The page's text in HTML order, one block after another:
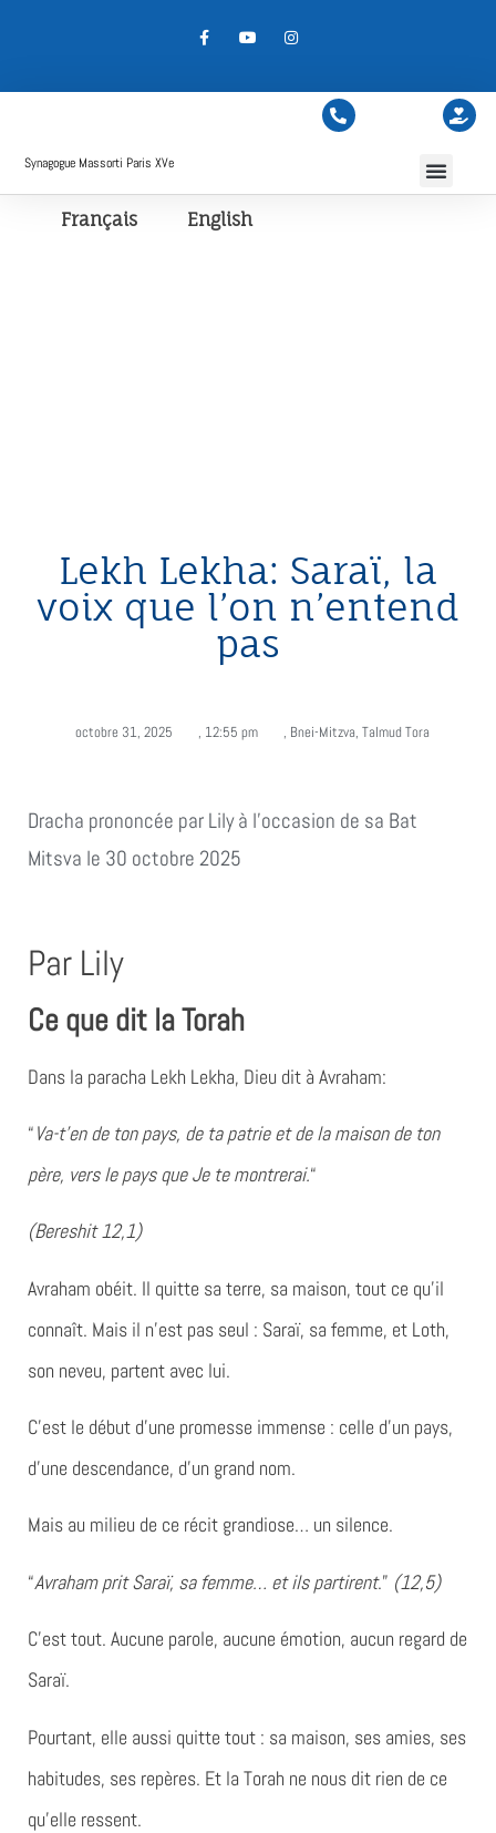
Synagogue Massorti Paris XVe
Français English
Lekh Lekha: Saraï, la
voix que l’on n’entend
pas
octobre 31, 2025 , 12:55 pm , Bnei-Mitzva, Talmud Tora
Dracha prononcée par Lily à l'occasion de sa Bat
Mitsva le 30 octobre 2025
Par Lily
Ce que dit la Torah
Dans la paracha Lekh Lekha, Dieu dit à Avraham:
“Va-t’en de ton pays, de ta patrie et de la maison de ton
père, vers le pays que Je te montrerai.“
(Bereshit 12,1)
Avraham obéit. Il quitte sa terre, sa maison, tout ce qu’il
connaît. Mais il n’est pas seul : Saraï, sa femme, et Loth,
son neveu, partent avec lui.
C’est le début d’une promesse immense : celle d’un pays,
d’une descendance, d’un grand nom.
Mais au milieu de ce récit grandiose… un silence.
“Avraham prit Saraï, sa femme… et ils partirent.” (12,5)
C’est tout. Aucune parole, aucune émotion, aucun regard de
Saraï.
Pourtant, elle aussi quitte tout : sa maison, ses amies, ses
habitudes, ses repères. Et la Torah ne nous dit rien de ce
qu’elle ressent.